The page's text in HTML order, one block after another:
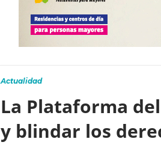
Actualidad
La Plataforma
y blindar los